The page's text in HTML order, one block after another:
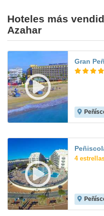
Hoteles más
Azahar
Gran
4